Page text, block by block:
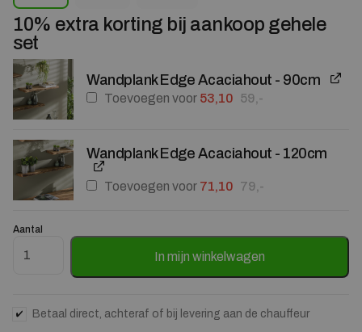
10% extra korting bij aankoop gehele
set
Wandplank Edge Acaciahout - 90cm
Toevoegen voor 59,-
Oorspronkelijke prijs was:
53,10
Huidige prijs is: 53,10.
Wandplank Edge Acaciahout - 120cm
Toevoegen voor 79,-
Oorspronkelijke prijs was:
71,10
Huidige prijs is: 71,10.
Aantal
Wandplank Edge Acaciahout - 60cm aantal
In mijn winkelwagen
Betaal direct, achteraf of bij levering aan de chauffeur